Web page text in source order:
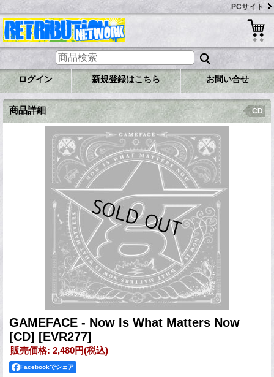
PCサイト
ログイン 新規登録はこちら お問い合せ
商品詳細 CD
GAMEFACE - Now Is What Matters Now
[CD] [EVR277]
販売価格: 2,480円(税込)
Facebookでシェア